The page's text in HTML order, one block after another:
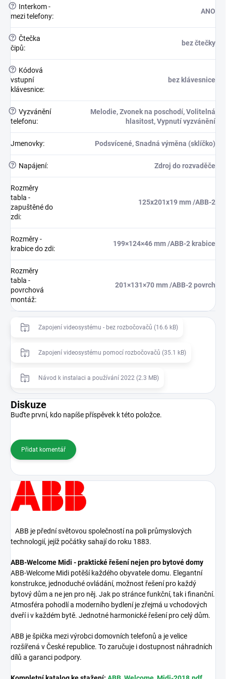
?
Interkom -
mezi telefony:
ANO
? Čtečka
čipů:
bez čtečky
?
Kódová
vstupní
klávesnice:
bez klávesnice
? Vyzvánění
telefonu:
Melodie, Zvonek na poschodí, Volitelná
hlasitost, Vypnutí vyzvánění
Jmenovky: Podsvícené, Snadná výměna (sklíčko)
? Napájení: Zdroj do rozvaděče
Rozměry
tabla -
zapuštěné do
zdi:
125x201x19 mm /ABB-2
Rozměry -
krabice do zdi:
199×124×46 mm /ABB-2 krabice
Rozměry
tabla -
povrchová
montáž:
201×131×70 mm /ABB-2 povrch
Zapojení videosystému - bez rozbočovačů (16.6 kB)
Zapojení videosystému pomocí rozbočovačů (35.1 kB)
Návod k instalaci a používání 2022 (2.3 MB)
Diskuze
Buďte první, kdo napíše příspěvek k této položce.
Přidat komentář
ABB je přední světovou společností na poli průmyslových
technologií, jejíž počátky sahají do roku 1883.
ABB-Welcome Midi - praktické řešení nejen pro bytové domy
ABB-Welcome Midi potěší každého obyvatele domu. Elegantní
konstrukce, jednoduché ovládání, možnost řešení pro každý
bytový dům a ne jen pro něj. Jak po stránce funkční, tak i finanční.
Atmosféra pohodlí a moderního bydlení je zřejmá u vchodových
dveří i v každém bytě. Jednotné harmonické řešení pro celý dům.
ABB je špička mezi výrobci domovních telefonů a je velice
rozšířená v České republice. To zaručuje i dostupnost náhradních
dílů a garanci podpory.